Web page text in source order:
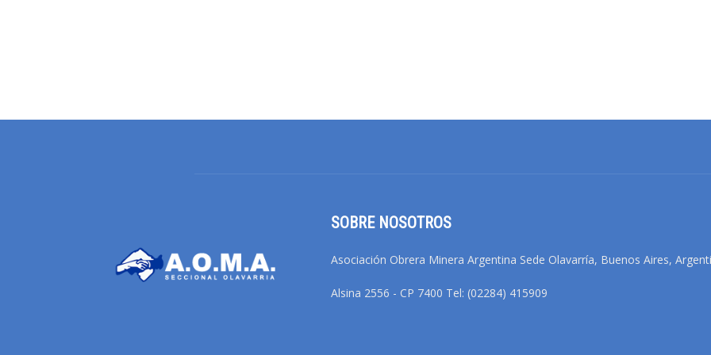
SOBRE NOSOTROS
Asociación Obrera Minera Argentina Sede Olavarría, Buenos Aires,
Alsina 2556 - CP 7400 Tel: (02284) 415909